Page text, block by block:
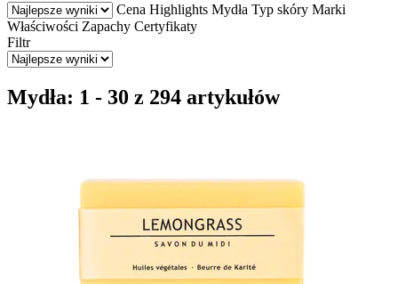
Cena Highlights Mydła Typ skóry Marki
Właściwości Zapachy Certyfikaty
Filtr
Mydła: 1 - 30 z 294 artykułów